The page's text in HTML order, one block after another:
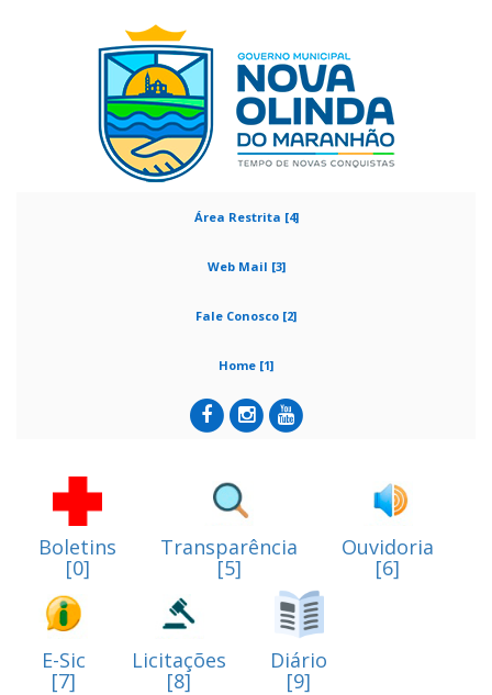
Área Restrita [4]
Web Mail [3]
Fale Conosco [2]
Home [1]
Boletins
[0]
Transparência
[5]
Ouvidoria
[6]
E-Sic
[7]
Licitações
[8]
Diário
[9]